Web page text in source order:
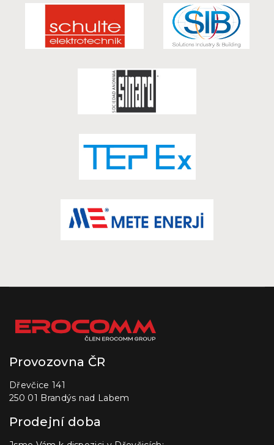
Provozovna ČR
Dřevčice 141
250 01 Brandýs nad Labem
Prodejní doba